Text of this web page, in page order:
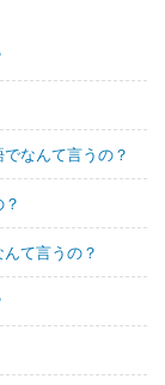
なんて言うの？
て言うの？